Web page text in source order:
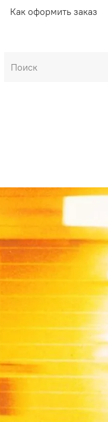
Как оформить заказ